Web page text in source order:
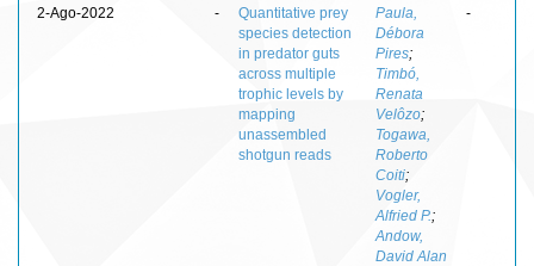
2-Ago-2022 -
Quantitative prey
species detection
in predator guts
across multiple
trophic levels by
mapping
unassembled
shotgun reads
Paula,
Débora
Pires;
Timbó,
Renata
Velôzo;
Togawa,
Roberto
Coiti;
Vogler,
Alfried P.;
Andow,
David Alan
-